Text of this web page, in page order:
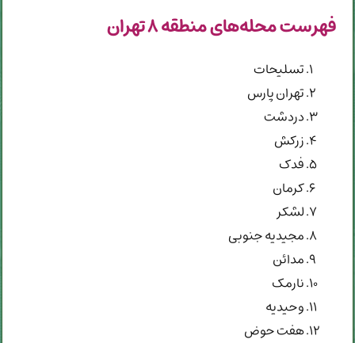
فهرست محله‌های منطقه ۸ تهران
تسلیحات
تهران پارس
دردشت
زرکش
فدک
کرمان
لشکر
مجیدیه جنوبی
مدائن
نارمک
وحیدیه
هفت حوض